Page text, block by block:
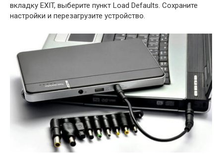
вкладку EXIT, выберите пункт Load Defaults. Сохраните
настройки и перезагрузите устройство.